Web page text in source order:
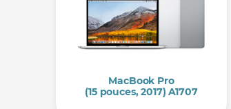
MacBook Pro
(15 pouces, 2017) A1707